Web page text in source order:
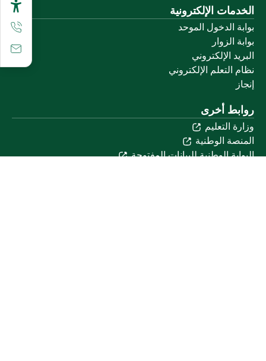
الخدمات الإلكترونية
بوابة الدخول الموحد
بوابة الزوار
البريد الإلكتروني
نظام التعلم الإلكتروني
إنجاز
روابط أخرى
وزارة التعليم
المنصة الوطنية
البوابة الوطنية للبيانات المفتوحة